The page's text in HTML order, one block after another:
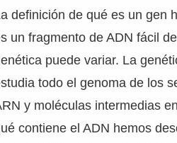
definición de qué es un gen
un fragmento de ADN fácil
puede variar. La
todo el genoma de los
y moléculas intermedias
contiene el ADN hemos